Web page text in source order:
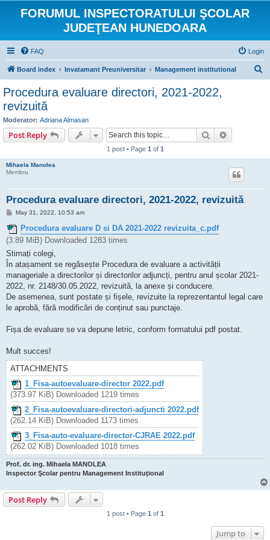
FORUMUL INSPECTORATULUI ŞCOLAR
JUDEŢEAN HUNEDOARA
FAQ Login
Board index Invatamant Preuniversitar Management institutional
Procedura evaluare directori, 2021-2022,
revizuită
Moderator: Adriana Almasan
Post Reply Search
1 post • Page 1 of 1
Mihaela Manolea
Membru
Procedura evaluare directori, 2021-2022, revizuită
P
s
t
May 31, 2022, 10:53 am
Procedura evaluare D si DA 2021-2022 revizuita_c.pdf
(3.89 MiB) Downloaded 1283 times
Stimați colegi,
În atașament se regăsește Procedura de evaluare a activității
manageriale a directorilor și directorilor adjuncți, pentru anul școlar 2021-
2022, nr. 2148/30.05.2022, revizuită, la anexe și conducere.
De asemenea, sunt postate și fișele, revizuite la reprezentantul legal care
le aprobă, fără modificări de conținut sau punctaje.
Fișa de evaluare se va depune letric, conform formatului pdf postat.
Mult succes!
ATTACHMENTS
1_Fisa-autoevaluare-director 2022.pdf
(373.97 KiB) Downloaded 1219 times
2_Fisa-autoevaluare-directori-adjuncti 2022.pdf
(262.14 KiB) Downloaded 1173 times
3_Fisa-auto-evaluare-director-CJRAE 2022.pdf
(262.02 KiB) Downloaded 1018 times
Prof. dr. ing. Mihaela MANOLEA
Inspector Şcolar pentru Management Instituţional
Post Reply
1 post • Page 1 of 1
Jump to